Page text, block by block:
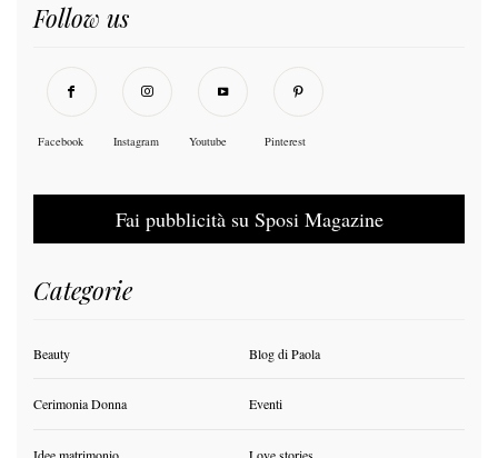
Follow us
Facebook Instagram Youtube Pinterest
Fai pubblicità su Sposi Magazine
Categorie
Beauty Blog di Paola
Cerimonia Donna Eventi
Idee matrimonio Love stories